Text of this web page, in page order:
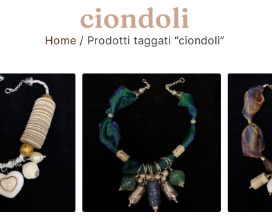
ciondoli
Home/ Prodotti taggati “ciondoli”